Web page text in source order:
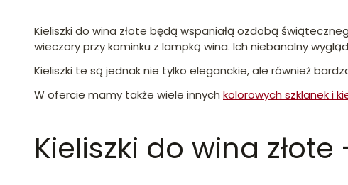
Kieliszki do wina złote będą wspaniałą ozdobą
wieczory przy kominku z lampką wina. Ich niebanalny
Kieliszki te są jednak nie tylko eleganckie, ale również
W ofercie mamy także wiele innych kolorowych szklanek i
Kieliszki do wina